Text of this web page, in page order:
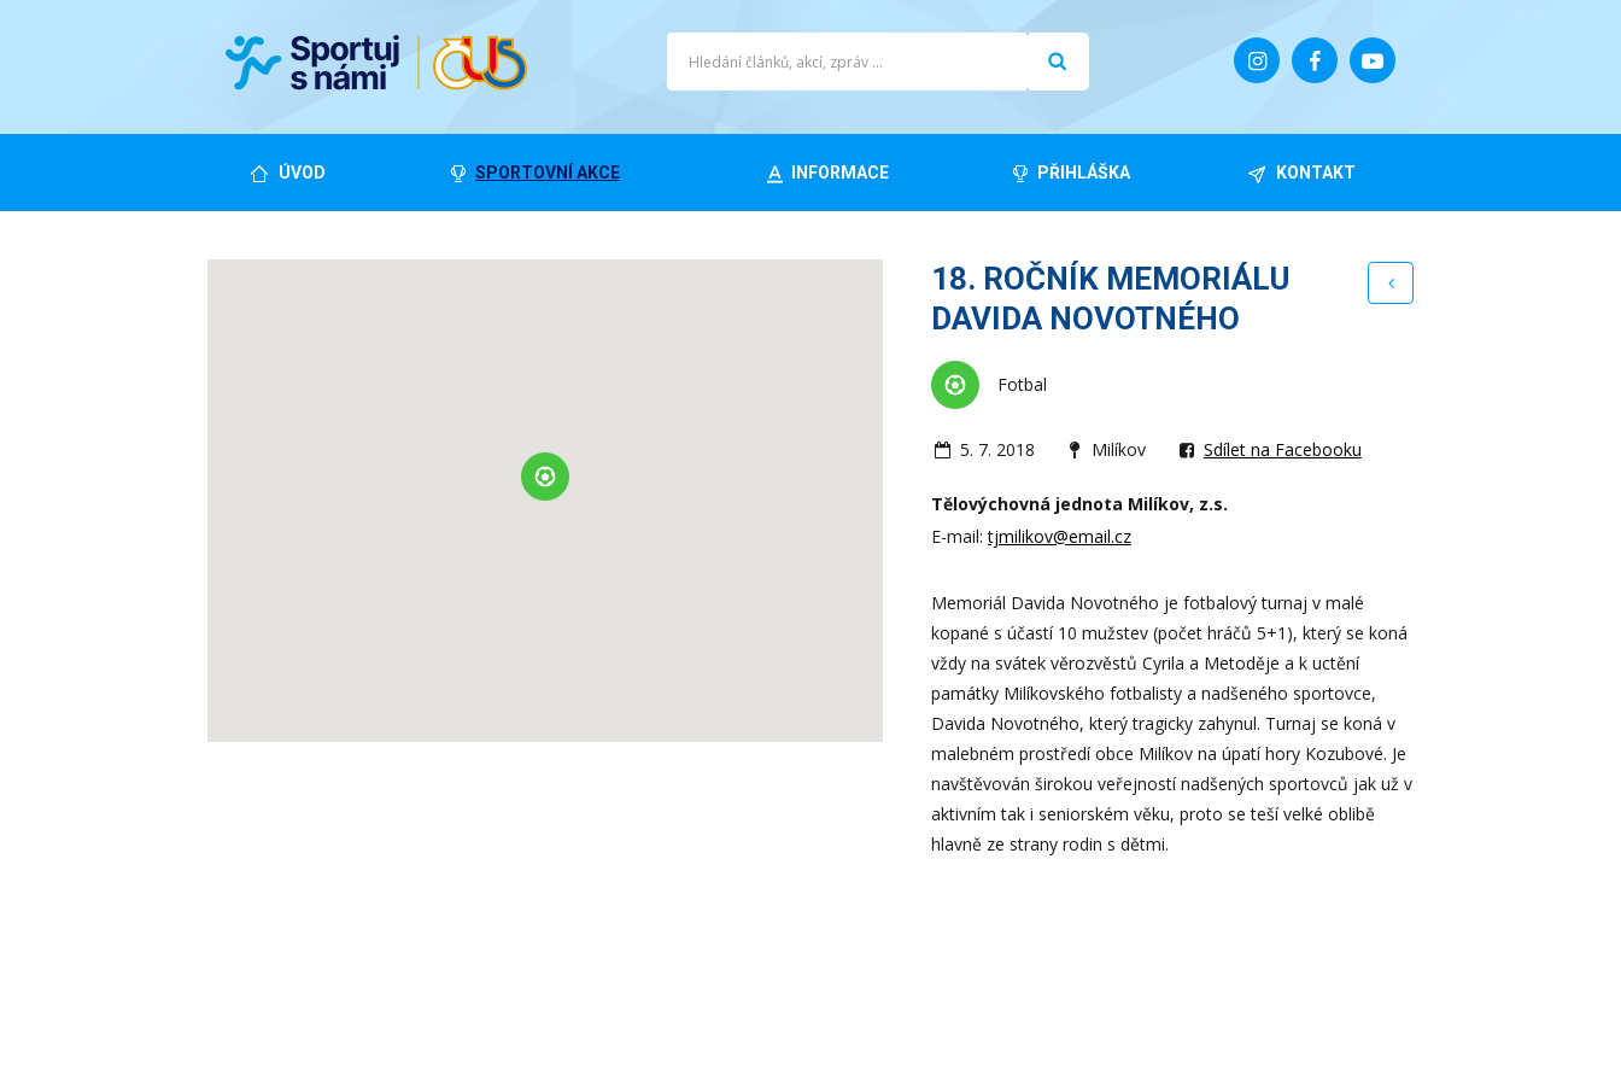
ÚVOD SPORTOVNÍ AKCE INFORMACE PŘIHLÁŠKA KONTAKT
18. ROČNÍK MEMORIÁLU
DAVIDA NOVOTNÉHO
Fotbal
5. 7. 2018 Milíkov Sdílet na Facebooku
Tělovýchovná jednota Milíkov, z.s.
E-mail:tjmilikov@email.cz
Memoriál Davida Novotného je fotbalový turnaj v malé
kopané s účastí 10 mužstev (počet hráčů 5+1), který se koná
vždy na svátek věrozvěstů Cyrila a Metoděje a k uctění
památky Milíkovského fotbalisty a nadšeného sportovce,
Davida Novotného, který tragicky zahynul. Turnaj se koná v
malebném prostředí obce Milíkov na úpatí hory Kozubové. Je
navštěvován širokou veřejností nadšených sportovců jak už v
aktivním tak i seniorském věku, proto se teší velké oblibě
hlavně ze strany rodin s dětmi.